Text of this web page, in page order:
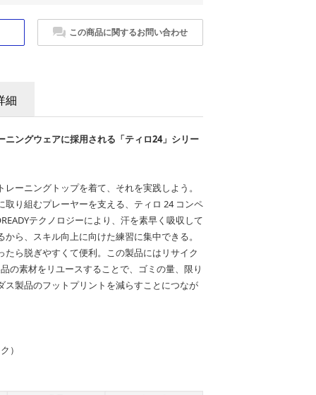
この商品に関するお問い合わせ
細
ニングウェアに採用される「ティロ24」シリー
ーニングトップを着て、それを実践しよう。
り組むプレーヤーを支える、ティロ 24 コンペ
テクノロジーにより、汗を素早く吸収して
ら、スキル向上に向けた練習に集中できる。
ら脱ぎやすくて便利。この製品にはリサイク
の素材をリユースすることで、ゴミの量、限り
ス製品のフットプリントを減らすことにつなが
）